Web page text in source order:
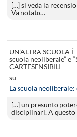
[…] si veda la
Va notato…
UN’ALTRA SCUOLA
scuola neoliberale” e
CARTESENSIBILI
su
La scuola
[…] un presunto
disciplinari. A